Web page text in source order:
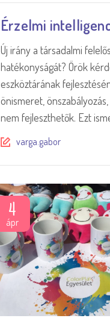
Érzelmi
Új irány a társadalmi
hatékonyságát? Örök
eszköztárának
önismeret,
nem fejleszthetők. Ezt
varga.gabor
4
ápr